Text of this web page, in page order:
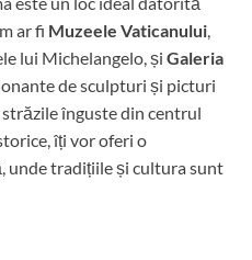
ar fi Muzeele Vaticanului,
lui Michelangelo, și Galeria
de sculpturi și picturi
înguste din centrul
îți vor oferi o
unde tradițiile și cultura sunt